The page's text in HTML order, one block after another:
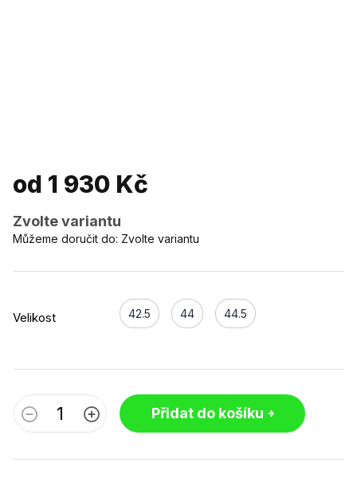
od 1 930 Kč
Zvolte variantu
Velikost 42.5 44 44.5
Můžeme doručit do: Zvolte variantu
Přidat do košíku